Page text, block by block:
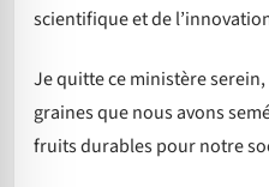
scientifique et de
Je quitte ce ministère
graines que nous avons
fruits durables pour notre